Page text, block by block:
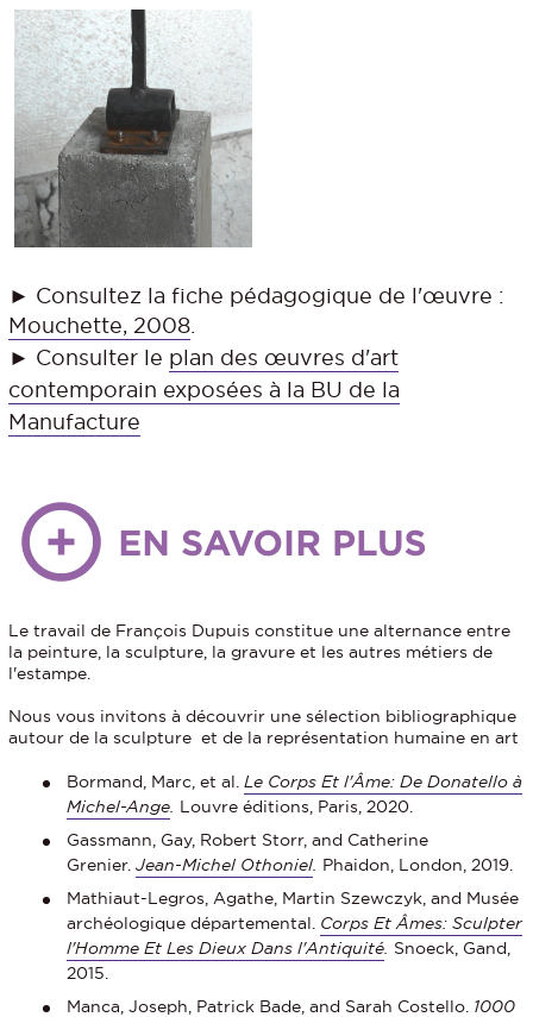
► Consultez la fiche pédagogique de l'œuvre :
Mouchette, 2008
► Consulter le plan des œuvres d'art
contemporain exposées à la BU de la
Manufacture
Le travail de François Dupuis constitue une alternance entre
la peinture, la sculpture, la gravure et les autres métiers de
l'estampe.
Nous vous invitons à découvrir une sélection bibliographique
autour de la sculpture et de la représentation humaine en art
Bormand, Marc, et al. Le Corps Et l'Âme: De Donatello à
Michel-Ange Louvre éditions, Paris, 2020.
Gassmann, Gay, Robert Storr, and Catherine
Grenier. Jean-Michel Othoniel Phaidon, London, 2019.
Mathiaut-Legros, Agathe, Martin Szewczyk, and Musée
archéologique départemental. Corps Et Âmes: Sculpter
l'Homme Et Les Dieux Dans l'Antiquité Snoeck, Gand,
2015.
Manca, Joseph, Patrick Bade, and Sarah Costello. 1000